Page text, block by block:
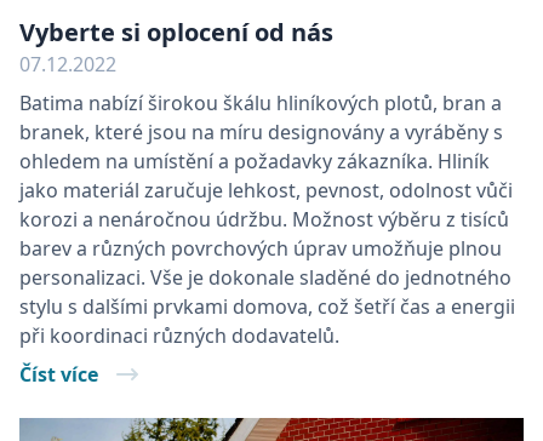
Vyberte si oplocení od nás
07.12.2022
Batima nabízí širokou škálu hliníkových plotů, bran a
branek, které jsou na míru designovány a vyráběny s
ohledem na umístění a požadavky zákazníka. Hliník
jako materiál zaručuje lehkost, pevnost, odolnost vůči
korozi a nenáročnou údržbu. Možnost výběru z tisíců
barev a různých povrchových úprav umožňuje plnou
personalizaci. Vše je dokonale sladěné do jednotného
stylu s dalšími prvkami domova, což šetří čas a energii
při koordinaci různých dodavatelů.
Číst více